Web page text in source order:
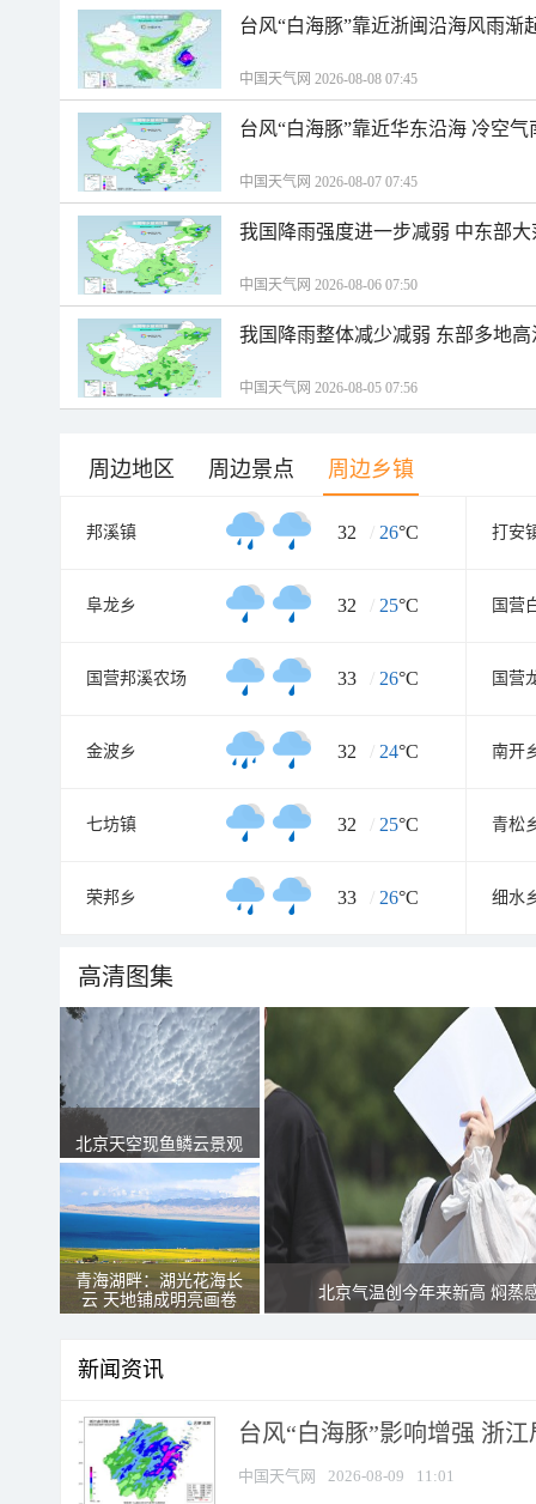
台风“白海豚”靠近浙闽沿海风雨渐
中国天气网 2026-08-08 07:45
台风“白海豚”靠近华东沿海 冷空
中国天气网 2026-08-07 07:45
我国降雨强度进一步减弱 中东部
中国天气网 2026-08-06 07:50
我国降雨整体减少减弱 东部多地
中国天气网 2026-08-05 07:56
周边地区 周边景点 周边乡镇
邦溪镇 32 / 26°C 打安
阜龙乡 32 / 25°C 国营
国营邦溪农场 33 / 26°C 国营
金波乡 32 / 24°C 南开
七坊镇 32 / 25°C 青松
荣邦乡 33 / 26°C 细水
高清图集
北京天空现鱼鳞云景观
青海湖畔：湖光花海长
云 天地铺成明亮画卷
北京气温创今年来新高 焖蒸
新闻资讯
台风“白海豚”影响增强 浙
中国天气网 2026-08-09 11:01